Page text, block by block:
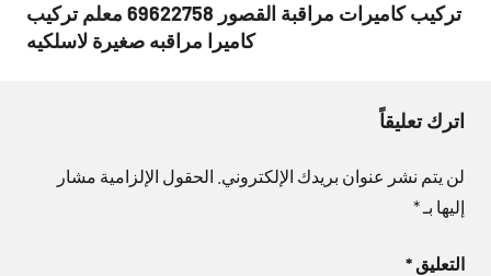
تركيب كاميرات مراقبة القصور 69622758 معلم تركيب
كاميرا مراقبه صغيرة لاسلكيه
اترك تعليقاً
لن يتم نشر عنوان بريدك الإلكتروني. الحقول الإلزامية مشار
إليها بـ*
التعليق *